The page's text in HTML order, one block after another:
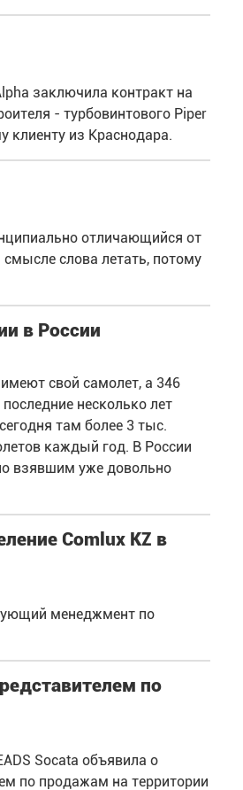
заключила контракт на
- турбовинтового Piper
клиенту из Краснодара.
отличающийся от
слова летать, потому
в России
свой самолет, а 346
несколько лет
там более 3 тыс.
каждый год. В России
взявшим уже довольно
Comlux KZ в
менеджмент по
по
Socata объявила о
по продажам на территории